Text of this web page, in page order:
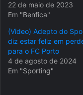
22 de maio de 2023
Em "Benfica"
(Video) Adepto do
diz estar feliz em
para o FC Porto
4 de agosto de 2024
Em "Sporting"